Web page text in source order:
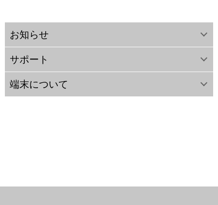
お知らせ
サポート
端末について